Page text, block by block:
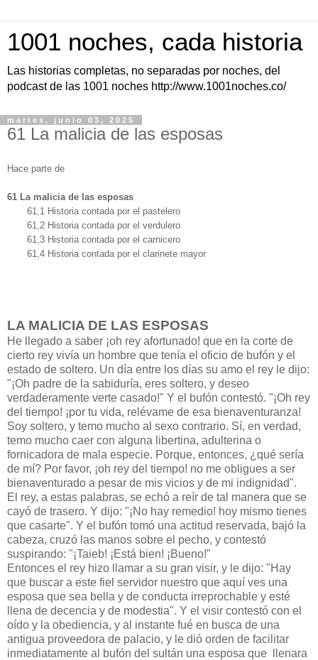
1001 noches, cada historia
Las historias completas, no separadas por noches, del
podcast de las 1001 noches http://www.1001noches.co/
martes, junio 03, 2025
61 La malicia de las esposas
Hace parte de
61 La malicia de las esposas
61,1 Historia contada por el pastelero
61,2 Historia contada por el verdulero
61,3 Historia contada por el carnicero
61,4 Historia contada por el clarinete mayor
LA MALICIA DE LAS ESPOSAS
He llegado a saber ¡oh rey afortunado! que en la corte de
cierto rey vivía un hombre que tenía el oficio de bufón y el
estado de soltero. Un día entre los días su amo el rey le dijo:
"¡Oh padre de la sabiduría, eres soltero, y deseo
verdaderamente verte casado!" Y el bufón contestó. "¡Oh rey
del tiempo! ¡por tu vida, relévame de esa bienaventuranza!
Soy soltero, y temo mucho al sexo contrario. Sí, en verdad,
temo mucho caer con alguna libertina, adulterina o
fornicadora de mala especie. Porque, entonces, ¿qué sería
de mí? Por favor, ¡oh rey del tiempo! no me obligues a ser
bienaventurado a pesar de mis vicios y de mi indignidad".
El rey, a estas palabras, se echó a reír de tal manera que se
cayó de trasero. Y dijo: "¡No hay remedio! hoy mismo tienes
que casarte". Y el bufón tomó una actitud reservada, bajó la
cabeza, cruzó las manos sobre el pecho, y contestó
suspirando: "¡Taieb! ¡Está bien! ¡Bueno!"
Entonces el rey hizo llamar a su gran visir, y le dijo: "Hay
que buscar a este fiel servidor nuestro que aquí ves una
esposa que sea bella y de conducta irreprochable y esté
llena de decencia y de modestia". Y el visir contestó con el
oído y la obediencia, y al instante fué en busca de una
antigua proveedora de palacio, y le dió orden de facilitar
inmediatamente al bufón del sultán una esposa que llenara